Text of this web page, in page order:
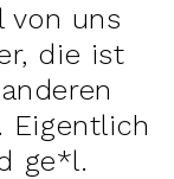
von uns
die ist
Eigentlich
ge*l.